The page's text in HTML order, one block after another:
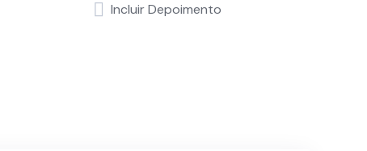
Incluir Depoimento